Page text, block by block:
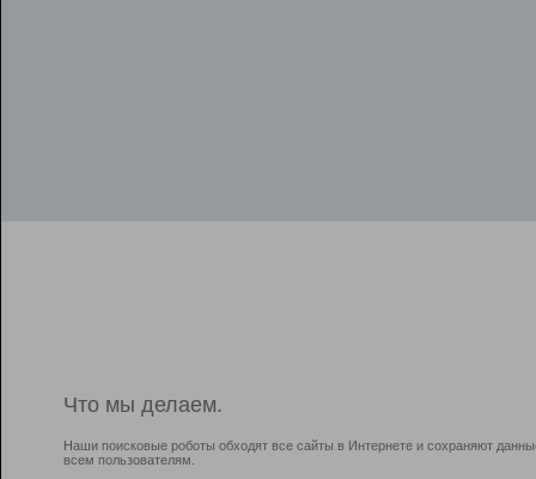
Что мы делаем.
Наши поисковые роботы обходят все сайты в Интернете и сохраняют
всем пользователям.